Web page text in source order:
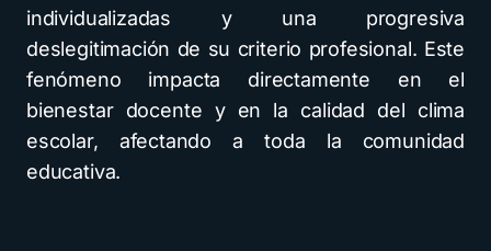
individualizadas y una progresiva
deslegitimación de su criterio profesional. Este
fenómeno impacta directamente en el
bienestar docente y en la calidad del clima
escolar, afectando a toda la comunidad
educativa.